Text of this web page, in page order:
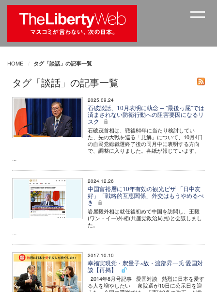
HOME タグ「談話」の記事一覧
タグ「談話」の記事一覧
2025.09.24
石破談話、10月表明に執念 ─ "最後っ屁"では
済まされない防衛行動への阻害要因になるリ
スク
石破茂首相は、戦後80年に当たり検討してい
た、先の大戦を巡る「見解」について、10月4日
の自民党総裁選終了後の同月中に表明する方向
で、調整に入りました。各紙が報じています。
...
2024.12.26
中国富裕層に10年有効の観光ビザ 「日中友
好」「戦略的互恵関係」外交はもうやめるべ
き
岩屋毅外相は就任後初めて中国を訪問し、王毅
(ワン・イー)外相(共産党政治局員)と会談しまし
た。
...
2017.10.10
幸福実現党・釈量子×故・渡部昇一氏 愛国対
談【再掲】
2014年8月号記事 愛国対談 熱烈に日本を愛す
る人を増やしたい 衆院選が10日に公示日を迎